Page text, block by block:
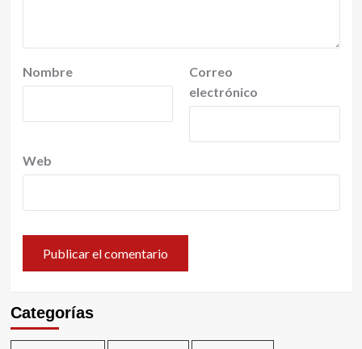
Nombre
Correo
electrónico
Web
Categorías